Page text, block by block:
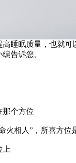
睡眠质量，也就
编告诉您。
那个方位
火相人”，所喜方
上